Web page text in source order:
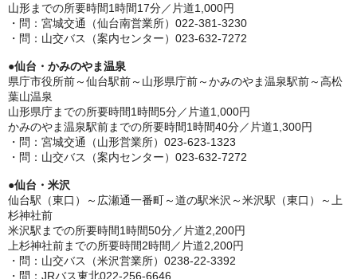
山形までの所要時間1時間17分／片道1,000円
・問：宮城交通（仙台南営業所）022-381-3230
・問：山交バス（案内センター）023-632-7272
●仙台・かみのやま温泉
県庁市役所前～仙台駅前～山形県庁前～かみのやま温泉駅前～高松
葉山温泉
山形県庁までの所要時間1時間5分／片道1,000円
かみのやま温泉駅前までの所要時間1時間40分／片道1,300円
・問：宮城交通（山形営業所）023-623-1323
・問：山交バス（案内センター）023-632-7272
●仙台・米沢
仙台駅（東口）～広瀬通一番町～道の駅米沢～米沢駅（東口）～上
杉神社前
米沢駅までの所要時間1時間50分／片道2,200円
上杉神社前までの所要時間2時間／片道2,200円
・問：山交バス（米沢営業所）0238-22-3392
・問：JRバス東北022-256-6646